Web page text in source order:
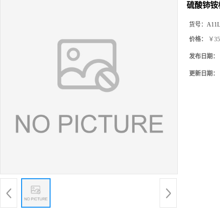
硫酸铈铵
货号：
价格： ￥
发布日期：
更新日期：